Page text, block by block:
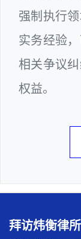
强制执行
实务经验
相关争议
权益。
拜访炜衡律所